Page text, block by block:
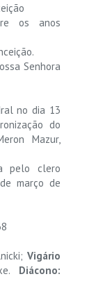
os anos
Senhora
no dia 13
do
Mazur,
pelo clero
março de
Vigário
Diácono: